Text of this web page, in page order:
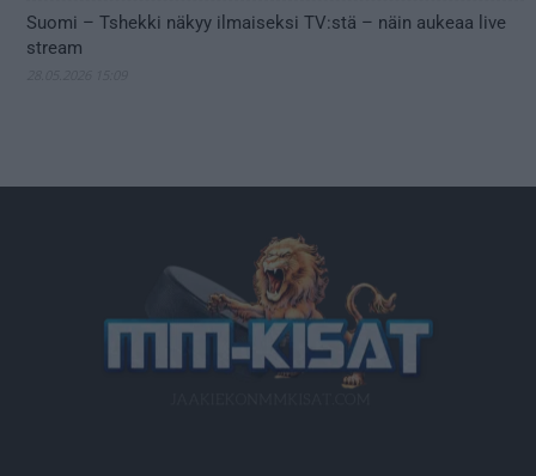
Suomi – Tshekki näkyy ilmaiseksi TV:stä – näin aukeaa live
stream